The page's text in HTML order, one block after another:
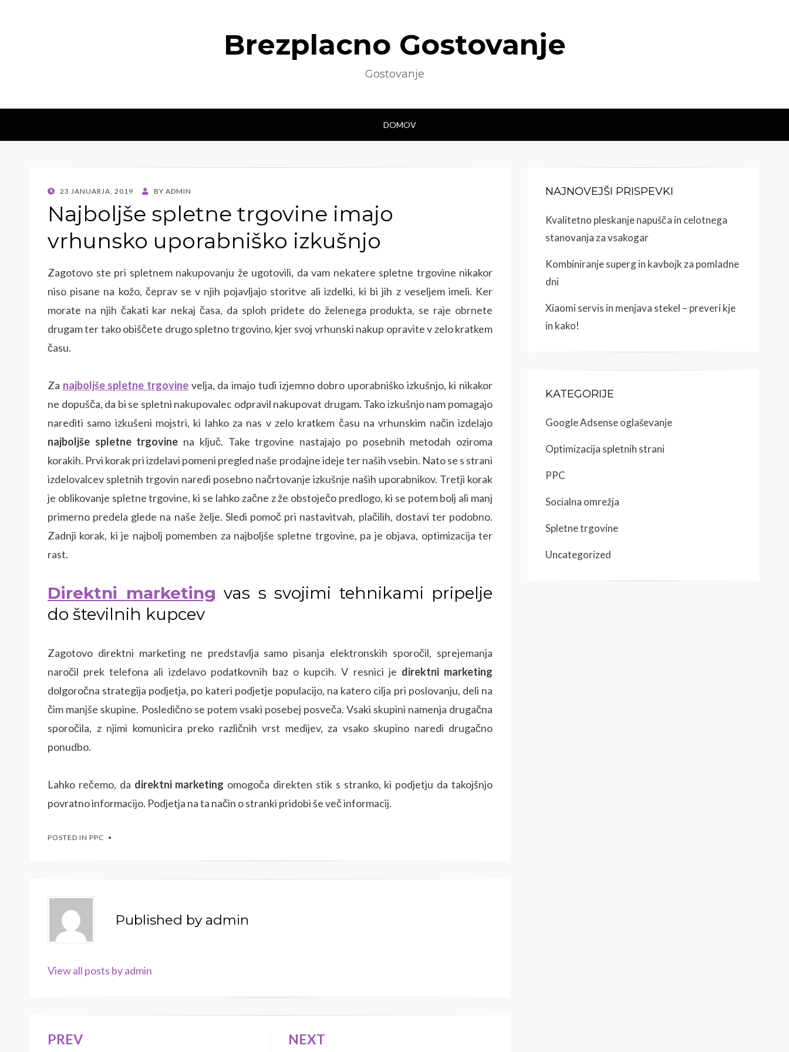
Brezplacno Gostovanje
Gostovanje
DOMOV
POSTED
23 JANUARJA, 2019 BY ADMIN
Najboljše spletne trgovine imajo
vrhunsko uporabniško izkušnjo
Zagotovo ste pri spletnem nakupovanju že ugotovili, da vam nekatere spletne trgovine nikakor
niso pisane na kožo, čeprav se v njih pojavljajo storitve ali izdelki, ki bi jih z veseljem imeli. Ker
morate na njih čakati kar nekaj časa, da sploh pridete do želenega produkta, se raje obrnete
drugam ter tako obiščete drugo spletno trgovino, kjer svoj vrhunski nakup opravite v zelo kratkem
času.
Za najboljše spletne trgovine velja, da imajo tudi izjemno dobro uporabniško izkušnjo, ki nikakor
ne dopušča, da bi se spletni nakupovalec odpravil nakupovat drugam. Tako izkušnjo nam pomagajo
narediti samo izkušeni mojstri, ki lahko za nas v zelo kratkem času na vrhunskim način izdelajo
najboljše spletne trgovine na ključ. Take trgovine nastajajo po posebnih metodah oziroma
korakih. Prvi korak pri izdelavi pomeni pregled naše prodajne ideje ter naših vsebin. Nato se s strani
izdelovalcev spletnih trgovin naredi posebno načrtovanje izkušnje naših uporabnikov. Tretji korak
je oblikovanje spletne trgovine, ki se lahko začne z že obstoječo predlogo, ki se potem bolj ali manj
primerno predela glede na naše želje. Sledi pomoč pri nastavitvah, plačilih, dostavi ter podobno.
Zadnji korak, ki je najbolj pomemben za najboljše spletne trgovine, pa je objava, optimizacija ter
rast.
Direktni marketing vas s svojimi tehnikami pripelje
do številnih kupcev
Zagotovo direktni marketing ne predstavlja samo pisanja elektronskih sporočil, sprejemanja
naročil prek telefona ali izdelavo podatkovnih baz o kupcih. V resnici je direktni marketing
dolgoročna strategija podjetja, po kateri podjetje populacijo, na katero cilja pri poslovanju, deli na
čim manjše skupine. Posledično se potem vsaki posebej posveča. Vsaki skupini namenja drugačna
sporočila, z njimi komunicira preko različnih vrst medijev, za vsako skupino naredi drugačno
ponudbo.
Lahko rečemo, da direktni marketing omogoča direkten stik s stranko, ki podjetju da takojšnjo
povratno informacijo. Podjetja na ta način o stranki pridobi še več informacij.
POSTED IN PPC
Published by admin
View all posts by admin
Navigacija
PREV NEXT
NAJNOVEJŠI PRISPEVKI
Kvalitetno pleskanje napušča in celotnega
stanovanja za vsakogar
Kombiniranje superg in kavbojk za pomladne
dni
Xiaomi servis in menjava stekel – preveri kje
in kako!
KATEGORIJE
Google Adsense oglaševanje
Optimizacija spletnih strani
PPC
Socialna omrežja
Spletne trgovine
Uncategorized